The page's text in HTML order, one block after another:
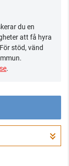
du en
att få hyra
stöd, vänd
.